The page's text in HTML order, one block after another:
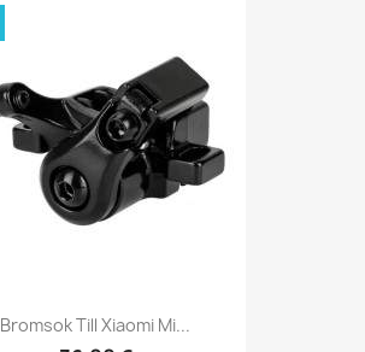
Bromsok Till Xiaomi Mi...